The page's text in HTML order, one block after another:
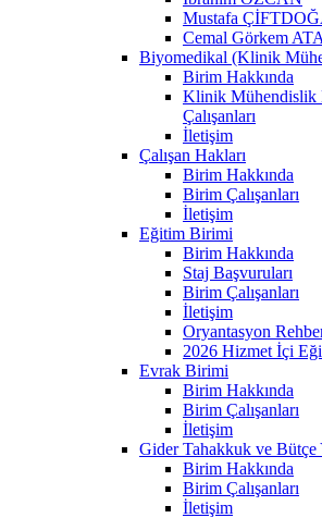
Mustafa
Cemal Görkem
Biyomedikal (Klinik
Birim Hakkında
Klinik Mühendislik
Çalışanları
İletişim
Çalışan Hakları
Birim Hakkında
Birim Çalışanları
İletişim
Eğitim Birimi
Birim Hakkında
Staj Başvuruları
Birim Çalışanları
İletişim
Oryantasyon
2026 Hizmet İçi
Evrak Birimi
Birim Hakkında
Birim Çalışanları
İletişim
Gider Tahakkuk ve
Birim Hakkında
Birim Çalışanları
İletişim